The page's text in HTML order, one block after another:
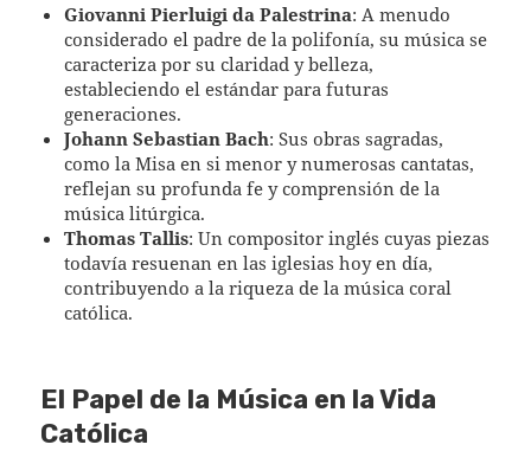
Giovanni Pierluigi da Palestrina: A menudo
considerado el padre de la polifonía, su música se
caracteriza por su claridad y belleza,
estableciendo el estándar para futuras
generaciones.
Johann Sebastian Bach: Sus obras sagradas,
como la Misa en si menor y numerosas cantatas,
reflejan su profunda fe y comprensión de la
música litúrgica.
Thomas Tallis: Un compositor inglés cuyas piezas
todavía resuenan en las iglesias hoy en día,
contribuyendo a la riqueza de la música coral
católica.
El Papel de la Música en la Vida
Católica